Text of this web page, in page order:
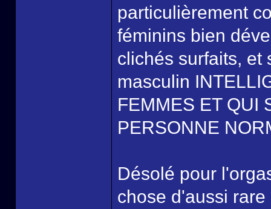
particulièrement
féminins bien
clichés surfaits, et
masculin
FEMMES ET QUI
PERSONNE
Désolé pour
chose d'aussi